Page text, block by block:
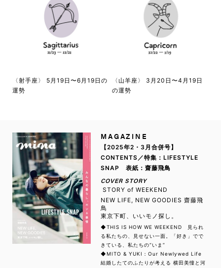
〈射手座〉 5月19日〜6月19日の
運勢
〈山羊座〉 3月20日〜4月19日
の運勢
MAGAZINE
【2025年2・3月合併号】
CONTENTS／特集：LIFESTYLE
SNAP 表紙：齋藤飛鳥
COVER STORY
STORY of WEEKEND
NEW LIFE, NEW GOODIES 齋藤飛
鳥
東京下町、いいモノ探し。
◆THIS IS HOW WE WEEKEND 見られ
る私たちの、見せない一面。「好き」でで
きている、私たちの“いま”
◆MITO & YUKI：Our Newlywed Life
結婚したてのふたりが考える 横田美憧と河